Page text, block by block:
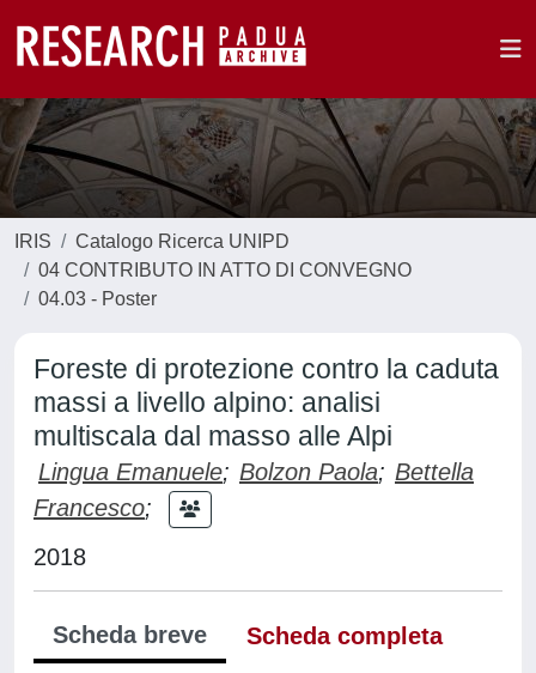
IRIS
Catalogo Ricerca UNIPD
04 CONTRIBUTO IN ATTO DI CONVEGNO
04.03 - Poster
Foreste di protezione contro la caduta
massi a livello alpino: analisi
multiscala dal masso alle Alpi
Lingua Emanuele; Bolzon Paola; Bettella
Francesco;
2018
Scheda breve
Scheda completa